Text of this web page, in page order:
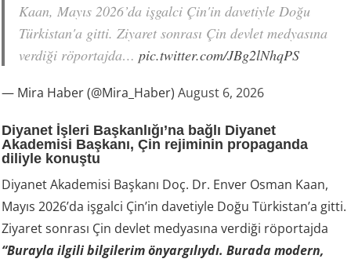
Kaan, Mayıs 2026’da işgalci Çin'in davetiyle Doğu
Türkistan'a gitti. Ziyaret sonrası Çin devlet medyasına
verdiği röportajda…pic.twitter.com/JBg2lNhqPS
— Mira Haber (@Mira_Haber)August 6, 2026
Diyanet İşleri Başkanlığı’na bağlı Diyanet
Akademisi Başkanı, Çin rejiminin propaganda
diliyle konuştu
Diyanet Akademisi Başkanı Doç. Dr. Enver Osman Kaan,
Mayıs 2026’da işgalci Çin’in davetiyle Doğu Türkistan’a gitti.
Ziyaret sonrası Çin devlet medyasına verdiği röportajda
“Burayla ilgili bilgilerim önyargılıydı. Burada modern,